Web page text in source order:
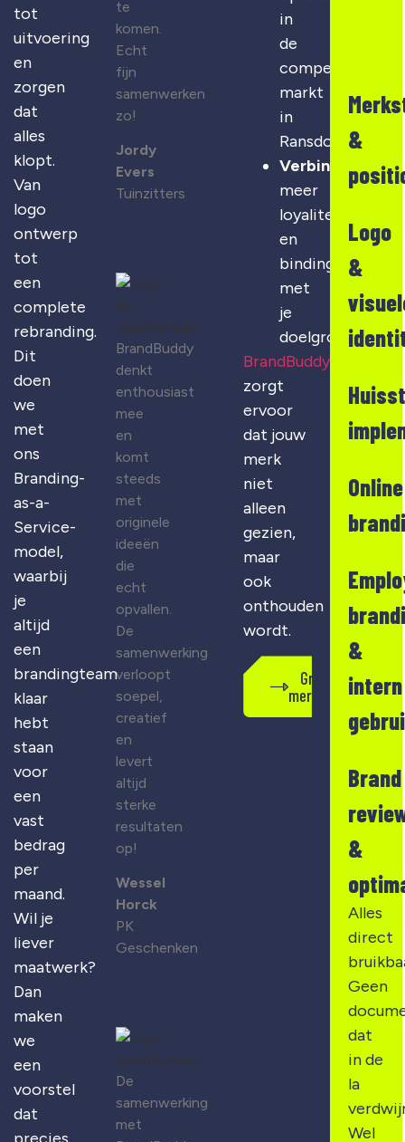
tot
uitvoering
en
zorgen
dat
alles
klopt.
Van
logo
ontwerp
tot
een
complete
rebranding.
Dit
doen
we
met
ons
Branding-
as-a-
Service-
model,
waarbij
je
altijd
een
brandingteam
klaar
hebt
staan
voor
een
vast
bedrag
per
maand.
Wil je
liever
maatwerk?
Dan
maken
we
een
voorstel
dat
te
komen.
Echt
fijn
samenwerken
zo!
Jordy
Evers
Tuinzitters
BrandBuddy
denkt
enthousiast
mee
en
komt
steeds
met
originele
ideeën
die
echt
opvallen.
De
samenwerking
verloopt
soepel,
creatief
en
levert
altijd
sterke
resultaten
op!
Wessel
Horck
PK
Geschenken
De
samenwerking
met
in
de
competitieve
markt
in
Ransdorp
Verbinding
meer
loyaliteit
en
binding
met
je
doelgroep
BrandBuddy
zorgt
ervoor
dat jouw
merk
niet
alleen
gezien,
maar
ook
onthouden
wordt.
Gratis
merkscan
&
Logo
&
Online
&
intern
Brand
&
Alles
direct
Geen
dat
in de
la
Wel